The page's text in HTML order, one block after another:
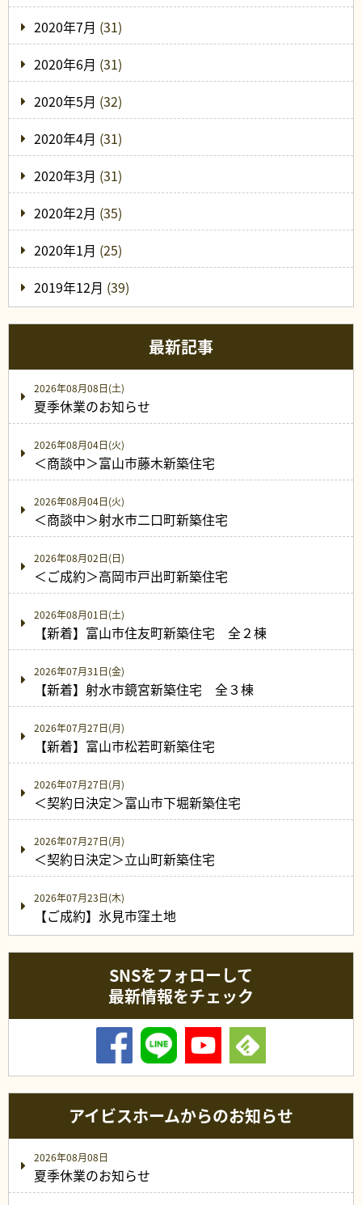
2020年7月 (31)
2020年6月 (31)
2020年5月 (32)
2020年4月 (31)
2020年3月 (31)
2020年2月 (35)
2020年1月 (25)
2019年12月 (39)
最新記事
2026年08月08日(土)
夏季休業のお知らせ
2026年08月04日(火)
＜商談中＞富山市藤木新築住宅
2026年08月04日(火)
＜商談中＞射水市二口町新築住宅
2026年08月02日(日)
＜ご成約＞高岡市戸出町新築住宅
2026年08月01日(土)
【新着】富山市住友町新築住宅 全２棟
2026年07月31日(金)
【新着】射水市鏡宮新築住宅 全３棟
2026年07月27日(月)
【新着】富山市松若町新築住宅
2026年07月27日(月)
＜契約日決定＞富山市下堀新築住宅
2026年07月27日(月)
＜契約日決定＞立山町新築住宅
2026年07月23日(木)
【ご成約】氷見市窪土地
SNSをフォローして
最新情報をチェック
アイビスホームからのお知らせ
2026年08月08日
夏季休業のお知らせ